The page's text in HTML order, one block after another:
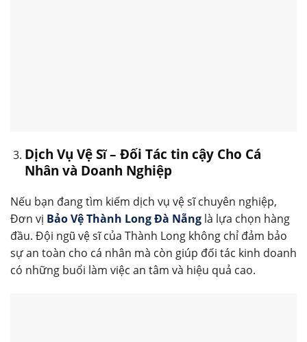
Dịch Vụ Vệ Sĩ – Đối Tác tin cậy Cho Cá
Nhân và Doanh Nghiệp
Nếu bạn đang tìm kiếm dịch vụ vệ sĩ chuyên nghiệp,
Đơn vị Bảo Vệ Thành Long Đà Nẵng là lựa chọn hàng
đầu. Đội ngũ vệ sĩ của Thành Long không chỉ đảm bảo
sự an toàn cho cá nhân mà còn giúp đối tác kinh doanh
có những buổi làm việc an tâm và hiệu quả cao.